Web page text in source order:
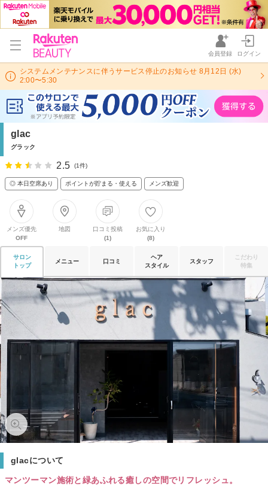
会員登録 ログイン
システムメンテナンスに伴うサービス停止のお知らせ 8月12日 (水)
2:00〜5:30
glac
グラック
2.5 (1件)
◎ 本日空席あり ポイントが貯まる・使える メンズ歓迎
メンズ優先
OFF
地図
口コミ投稿
(1)
お気に入り
(8)
サロン
トップ
メニュー 口コミ
ヘア
スタイル
スタッフ
こだわり
特集
glacについて
マンツーマン施術と緑あふれる癒しの空間でリフレッシュ。